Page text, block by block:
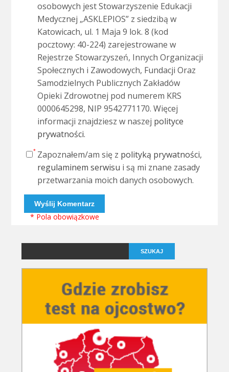
osobowych jest Stowarzyszenie Edukacji
Medycznej „ASKLEPIOS” z siedzibą w
Katowicach, ul. 1 Maja 9 lok. 8 (kod
pocztowy: 40-224) zarejestrowane w
Rejestrze Stowarzyszeń, Innych Organizacji
Społecznych i Zawodowych, Fundacji Oraz
Samodzielnych Publicznych Zakładów
Opieki Zdrowotnej pod numerem KRS
0000645298, NIP 9542771170. Więcej
informacji znajdziesz w naszej polityce
prywatności.
Zapoznałem/am się z polityką prywatności,
regulaminem serwisu i są mi znane zasady
przetwarzania moich danych osobowych.